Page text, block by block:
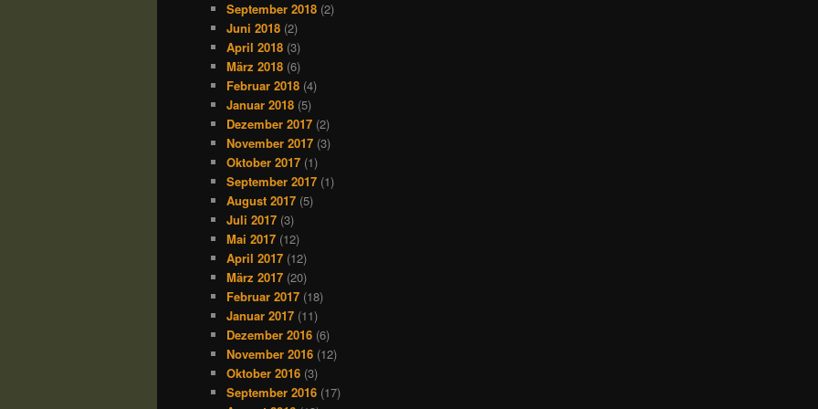
September 2018 (2)
Juni 2018 (2)
April 2018 (3)
März 2018 (6)
Februar 2018 (4)
Januar 2018 (5)
Dezember 2017 (2)
November 2017 (3)
Oktober 2017 (1)
September 2017 (1)
August 2017 (5)
Juli 2017 (3)
Mai 2017 (12)
April 2017 (12)
März 2017 (20)
Februar 2017 (18)
Januar 2017 (11)
Dezember 2016 (6)
November 2016 (12)
Oktober 2016 (3)
September 2016 (17)